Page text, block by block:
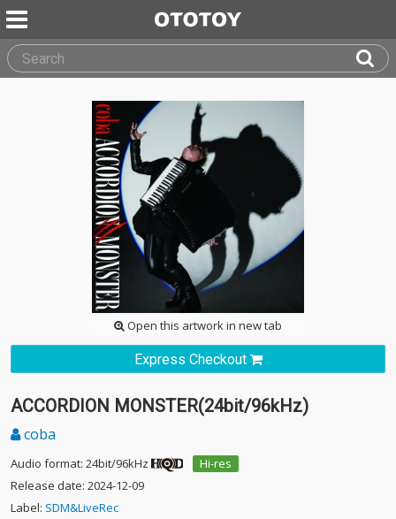
Open this artwork in new tab
Express Checkout
ACCORDION MONSTER(24bit/96kHz)
coba
Audio format: 24bit/96kHz
Hi-res
Release date: 2024-12-09
Label: SDM&LiveRec